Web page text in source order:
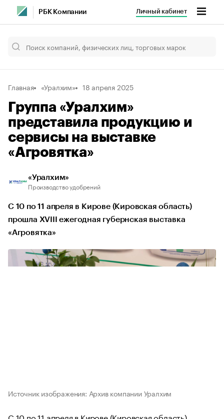
РБК Компании Личный кабинет
Главная «Уралхим» 18 апреля 2025
Группа «Уралхим»
представила продукцию и
сервисы на выставке
«Агровятка»
«Уралхим»
Производство удобрений
С 10 по 11 апреля в Кирове (Кировская область)
прошла XVIII ежегодная губернская выставка
«Агровятка»
Источник изображения: Архив компании Уралхим